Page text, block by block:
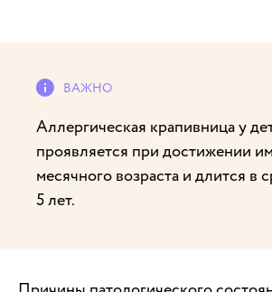
Аллергическая крапивница у
проявляется при достижении
месячного возраста и длится в
5 лет.